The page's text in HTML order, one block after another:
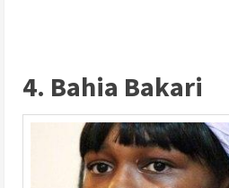
4. Bahia Bakari